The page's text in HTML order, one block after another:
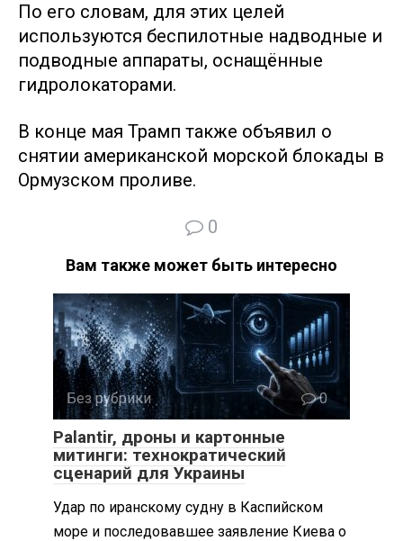
По его словам, для этих целей
используются беспилотные надводные и
подводные аппараты, оснащённые
гидролокаторами.
В конце мая Трамп также объявил о
снятии американской морской блокады в
Ормузском проливе.
0
Вам также может быть интересно
Без рубрики 0
Palantir, дроны и картонные
митинги: технократический
сценарий для Украины
Удар по иранскому судну в Каспийском
море и последовавшее заявление Киева о